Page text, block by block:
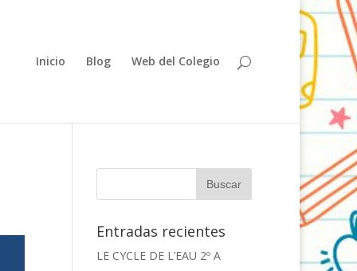
Inicio Blog Web del Colegio
Entradas recientes
LE CYCLE DE L’EAU 2º A